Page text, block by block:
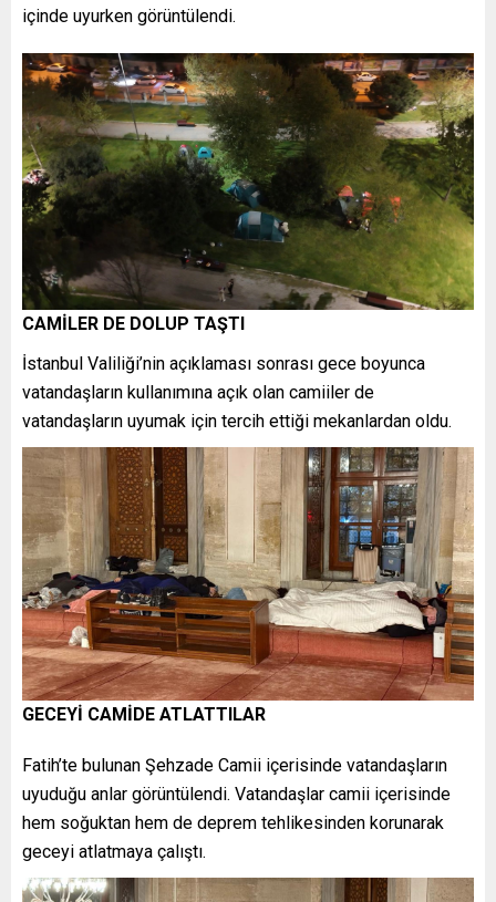
içinde uyurken görüntülendi.
CAMİLER DE DOLUP TAŞTI
İstanbul Valiliği’nin açıklaması sonrası gece boyunca
vatandaşların kullanımına açık olan camiiler de
vatandaşların uyumak için tercih ettiği mekanlardan oldu.
GECEYİ CAMİDE ATLATTILAR
Fatih’te bulunan Şehzade Camii içerisinde vatandaşların
uyuduğu anlar görüntülendi. Vatandaşlar camii içerisinde
hem soğuktan hem de deprem tehlikesinden korunarak
geceyi atlatmaya çalıştı.